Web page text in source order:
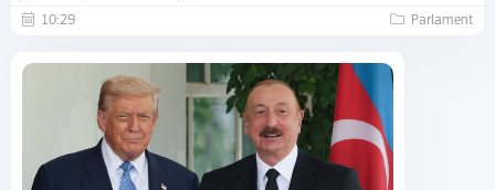
10:29 Parlament